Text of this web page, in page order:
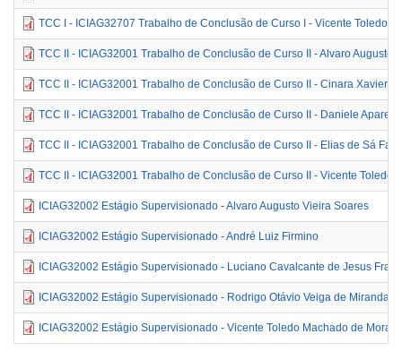
TCC I - ICIAG32707 Trabalho de Conclusão de Curso I - Vicente Toledo
TCC II - ICIAG32001 Trabalho de Conclusão de Curso II - Alvaro Augusto
TCC II - ICIAG32001 Trabalho de Conclusão de Curso II - Cinara Xavier
TCC II - ICIAG32001 Trabalho de Conclusão de Curso II - Daniele
TCC II - ICIAG32001 Trabalho de Conclusão de Curso II - Elias de Sá
TCC II - ICIAG32001 Trabalho de Conclusão de Curso II - Vicente Toledo
ICIAG32002 Estágio Supervisionado - Alvaro Augusto Vieira Soares
ICIAG32002 Estágio Supervisionado - André Luiz Firmino
ICIAG32002 Estágio Supervisionado - Luciano Cavalcante de Jesus
ICIAG32002 Estágio Supervisionado - Rodrigo Otávio Veiga de Miranda
ICIAG32002 Estágio Supervisionado - Vicente Toledo Machado de